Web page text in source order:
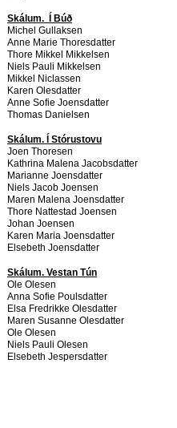
Skálum. Í Búð
Michel Gullaksen
Anne Marie Thoresdatter
Thore Mikkel Mikkelsen
Niels Pauli Mikkelsen
Mikkel Niclassen
Karen Olesdatter
Anne Sofie Joensdatter
Thomas Danielsen
Skálum. Í Stórustovu
Joen Thoresen
Kathrina Malena Jacobsdatter
Marianne Joensdatter
Niels Jacob Joensen
Maren Malena Joensdatter
Thore Nattestad Joensen
Johan Joensen
Karen Maria Joensdatter
Elsebeth Joensdatter
Skálum. Vestan Tún
Ole Olesen
Anna Sofie Poulsdatter
Elsa Fredrikke Olesdatter
Maren Susanne Olesdatter
Ole Olesen
Niels Pauli Olesen
Elsebeth Jespersdatter